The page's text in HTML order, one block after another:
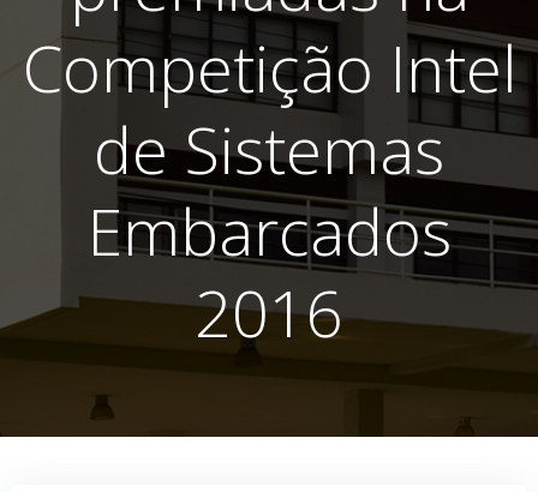
Competição Intel
de Sistemas
Embarcados
2016